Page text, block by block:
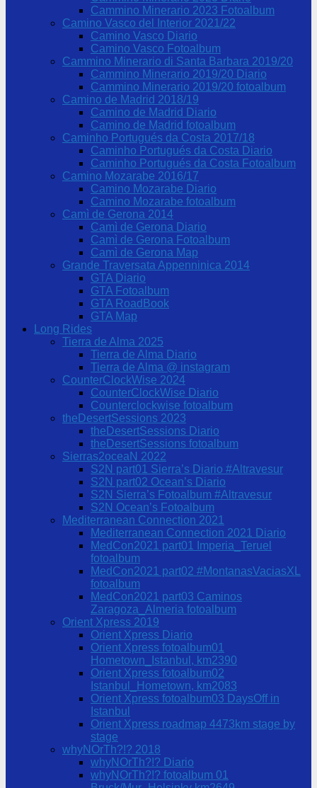
Cammino Minerario 2023 Fotoalbum
Camino Vasco del Interior 2021/22
Camino Vasco Diario
Camino Vasco Fotoalbum
Cammino Minerario di Santa Barbara 2019/20
Cammino Minerario 2019/20 Diario
Cammino Minerario 2019/20 fotoalbum
Camino de Madrid 2018/19
Camino de Madrid Diario
Camino de Madrid fotoalbum
Caminho Portugués da Costa 2017/18
Caminho Portugués da Costa Diario
Caminho Portugués da Costa Fotoalbum
Camino Mozarabe 2016/17
Camino Mozarabe Diario
Camino Mozarabe fotoalbum
Camì de Gerona 2014
Camì de Gerona Diario
Camì de Gerona Fotoalbum
Camì de Gerona Map
Grande Traversata Appenninica 2014
GTA Diario
GTA Fotoalbum
GTA RoadBook
GTA Map
Long Rides
Tierra de Alma 2025
Tierra de Alma Diario
Tierra de Alma @ instagram
CounterClockWise 2024
CounterClockWise Diario
Counterclockwise fotoalbum
theDesertSessions 2023
theDesertSessions Diario
theDesertSessions fotoalbum
Sierras2oceaN 2022
S2N part01 Sierra’s Diario #Altravesur
S2N part02 Ocean’s Diario
S2N Sierra’s Fotoalbum #Altravesur
S2N Ocean’s Fotoalbum
Mediterranean Connection 2021
Mediterranean Connection 2021 Diario
MedCon2021 part01 Imperia_Teruel
fotoalbum
MedCon2021 part02 #MontanasVaciasXL
fotoalbum
MedCon2021 part03 Caminos
Zaragoza_Almeria fotoalbum
Orient Xpress 2019
Orient Xpress Diario
Orient Xpress fotoalbum01
Hometown_Istanbul, km2390
Orient Xpress fotoalbum02
Istanbul_Hometown, km2083
Orient Xpress fotoalbum03 DaysOff in
Istanbul
Orient Xpress roadmap 4473km stage by
stage
whyNOrTh?!? 2018
whyNOrTh?!? Diario
whyNOrTh?!? fotoalbum 01